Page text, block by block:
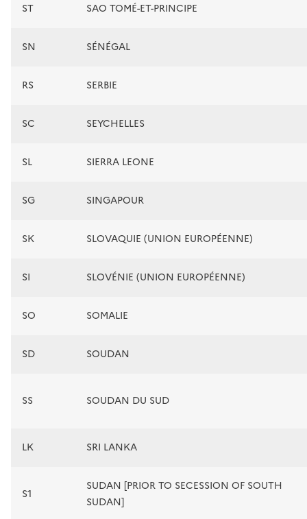
ST SAO TOMÉ-ET-PRINCIPE
SN SÉNÉGAL
RS SERBIE
SC SEYCHELLES
SL SIERRA LEONE
SG SINGAPOUR
SK SLOVAQUIE (UNION EUROPÉENNE)
SI SLOVÉNIE (UNION EUROPÉENNE)
SO SOMALIE
SD SOUDAN
SS SOUDAN DU SUD
LK SRI LANKA
S1
SUDAN [PRIOR TO SECESSION OF SOUTH
SUDAN]